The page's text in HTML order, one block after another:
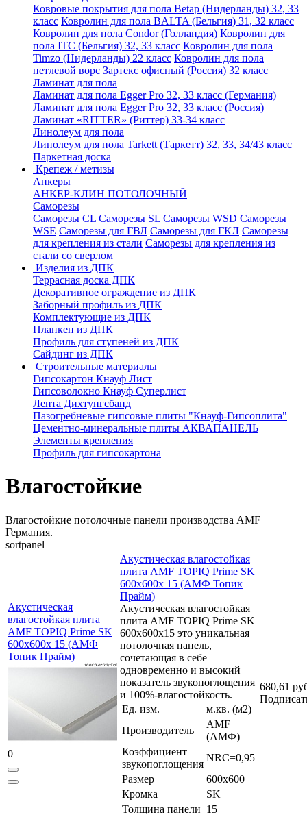
Ковровые покрытия для пола Betap (Нидерланды) 32, 33
класс Ковролин для пола BALTA (Бельгия) 31, 32 класс
Ковролин для пола Condor (Голландия) Ковролин для
пола ITC (Бельгия) 32, 33 класс Ковролин для пола
Timzo (Нидерланды) 22 класс Ковролин для пола
петлевой ворс Зартекс офисный (Россия) 32 класс
Ламинат для пола
Ламинат для пола Egger Pro 32, 33 класс (Германия)
Ламинат для пола Egger Pro 32, 33 класс (Россия)
Ламинат «RITTER» (Риттер) 33-34 класс
Линолеум для пола
Линолеум для пола Tarkett (Таркетт) 32, 33, 34/43 класс
Паркетная доска
Крепеж / метизы
Анкеры
АНКЕР-КЛИН ПОТОЛОЧНЫЙ
Саморезы
Саморезы CL Саморезы SL Саморезы WSD Саморезы
WSE Саморезы для ГВЛ Саморезы для ГКЛ Саморезы
для крепления из стали Саморезы для крепления из
стали со сверлом
Изделия из ДПК
Террасная доска ДПК
Декоративное ограждение из ДПК
Заборный профиль из ДПК
Комплектующие из ДПК
Планкен из ДПК
Профиль для ступеней из ДПК
Сайдинг из ДПК
Строительные материалы
Гипсокартон Кнауф Лист
Гипсоволокно Кнауф Суперлист
Лента Дихтунгсбанд
Пазогребневые гипсовые плиты "Кнауф-Гипсоплита"
Цементно-минеральные плиты АКВАПАНЕЛЬ
Элементы крепления
Профиль для гипсокартона
Влагостойкие
Влагостойкие потолочные панели производства AMF
Германия.
sortpanel
Акустическая
влагостойкая плита
AMF TOPIQ Prime SK
600x600x 15 (АМФ
Топик Прайм)
0
Акустическая влагостойкая
плита AMF TOPIQ Prime SK
600x600x 15 (АМФ Топик
Прайм)
Акустическая влагостойкая
плита AMF TOPIQ Prime SK
600x600x15 это уникальная
потолочная панель,
сочетающая в себе
одновременно и высокий
показатель звукопоглощения
и 100%-влагостойкость.
Ед. изм.
м.кв. (м2)
Производитель
AMF
(АМФ)
Коэффициент
звукопоглощения
NRC=0,95
Размер
600x600
Кромка
SK
Толщина панели 15
680,61